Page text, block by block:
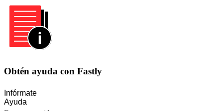
Obtén ayuda con Fastly
Infórmate
Ayuda